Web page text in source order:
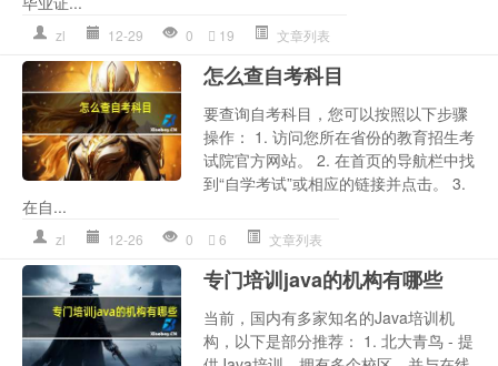
zl 12-29 0 19 文章列表
怎么查自考科目
要查询自考科目，您可以按照以下步骤
操作： 1. 访问您所在省份的教育招生考
试院官方网站。 2. 在首页的导航栏中找
到“自学考试”或相应的链接并点击。 3.
在自...
zl 12-26 0 6 文章列表
专门培训java的机构有哪些
当前，国内有多家知名的Java培训机
构，以下是部分推荐： 1. 北大青鸟 - 提